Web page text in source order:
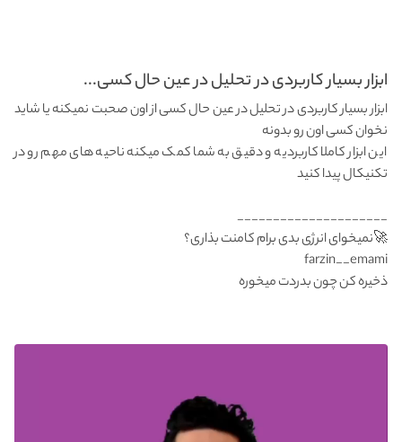
ابزار بسیار کاربردی در تحلیل در عین حال کسی...
ابزار بسیار کاربردی در تحلیل در عین حال کسی از اون صحبت نمیکنه یا شاید
نخوان کسی اون رو بدونه
این ابزار کاملا کاربردیه و دقیق به شما کمک میکنه ناحیه های مهم رو در
تکنیکال پیدا کنید
_____________________
farzin__emami